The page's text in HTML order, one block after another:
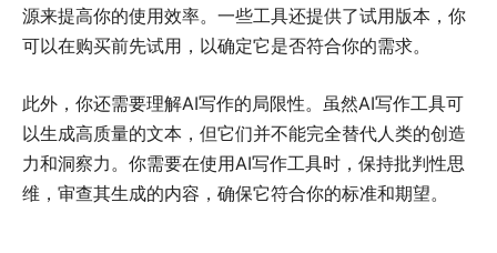
源来提高你的使用效率。一些工具还提供了试用版本，你
可以在购买前先试用，以确定它是否符合你的需求。
此外，你还需要理解AI写作的局限性。虽然AI写作工具可
以生成高质量的文本，但它们并不能完全替代人类的创造
力和洞察力。你需要在使用AI写作工具时，保持批判性思
维，审查其生成的内容，确保它符合你的标准和期望。